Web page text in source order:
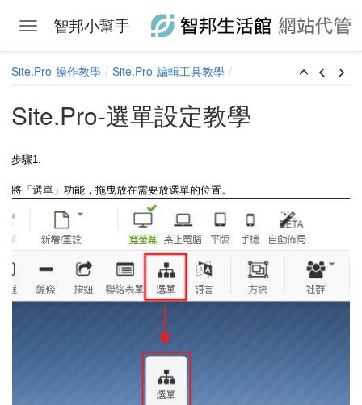
Toggle navigation
智邦小幫手
Site.Pro-操作教學 Site.Pro-編輯工具教學
Site.Pro-選單設定教學
步驟1.
將「選單」功能，拖曳放在需要放選單的位置。